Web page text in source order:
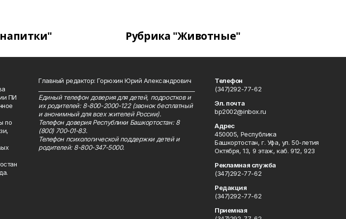
Рубрика "Животные"
ПИ
по
Главный редактор: Горюхин Юрий Александрович
Единый телефон доверия для детей, подростков и
их родителей: 8-800-2000-122 (звонок бесплатный
и анонимный для всех жителей России).
Телефон доверия Республики Башкортостан: 8
(800) 700-01-83.
Телефон психологической поддержки детей и
родителей: 8-800-347-5000.
Телефон
(347)292-77-62
Эл. почта
bp2002@inbox.ru
Адрес
450005, Республика
Башкортостан, г. Уфа, ул. 50-летия
Октября, 13, 9 этаж, каб. 912, 923
Рекламная служба
(347)292-77-62
Редакция
(347)292-77-62
Приемная